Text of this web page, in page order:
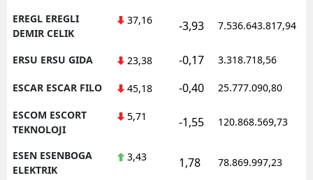
EREGL EREGLI
DEMIR CELIK
37,16 -3,93 7.536.643.817,94
ERSU ERSU GIDA 23,38 -0,17 3.318.718,56
ESCAR ESCAR FILO 45,18 -0,40 25.777.090,80
ESCOM ESCORT
TEKNOLOJI
5,71 -1,55 120.868.569,73
ESEN ESENBOGA
ELEKTRIK
3,43 1,78 78.869.997,23